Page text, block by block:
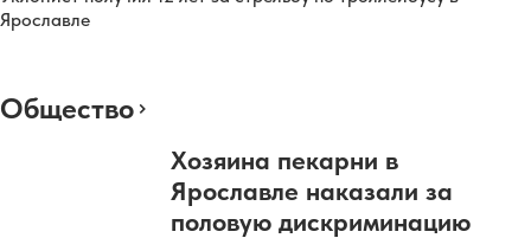
Ярославле
Общество
Хозяина пекарни в
Ярославле наказали за
половую дискриминацию